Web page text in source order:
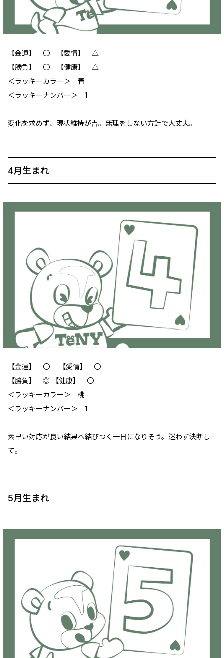
【金運】 〇 【愛情】 △
【勝負】 〇 【健康】 △
＜ラッキーカラー＞ 青
＜ラッキーナンバー＞ 1
変化を求めず、現状維持が吉。無理をしない方針で大丈夫。
4月生まれ
【金運】 〇 【愛情】 〇
【勝負】 ◎ 【健康】 〇
＜ラッキーカラー＞ 桃
＜ラッキーナンバー＞ 1
素早い対応が良い結果へ結びつく一日になりそう。迷わず決断し
て。
5月生まれ